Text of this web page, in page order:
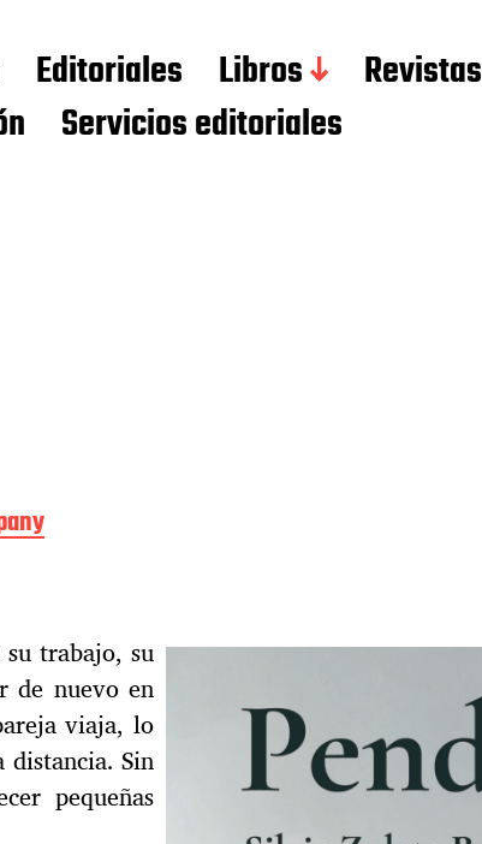
Editoriales Libros
Revistas
Servicios editoriales
su trabajo, su
de nuevo en
viaja, lo
Sin
pequeñas